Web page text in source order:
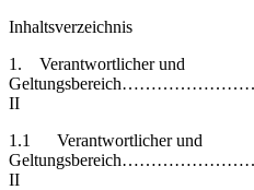
Inhaltsverzeichnis
1. Verantwortlicher und
II
1.1 Verantwortlicher und
II